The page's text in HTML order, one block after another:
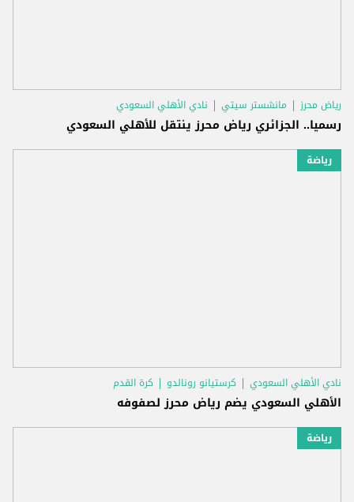
رياض محرز مانشستر سيتي نادي الأهلي السعودي
رسميا.. الجزائري رياض محرز ينتقل للأهلي السعودي
رياضة
نادي الأهلي السعودي كرستيانو رونالدو كرة القدم
الأهلي السعودي يضم رياض محرز لصفوفه
رياضة